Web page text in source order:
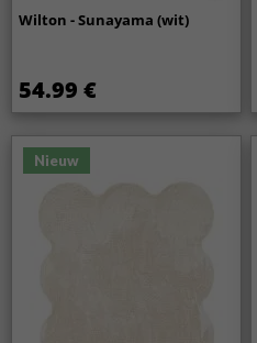
Wilton - Sunayama (wit)
54.99 €
Nieuw